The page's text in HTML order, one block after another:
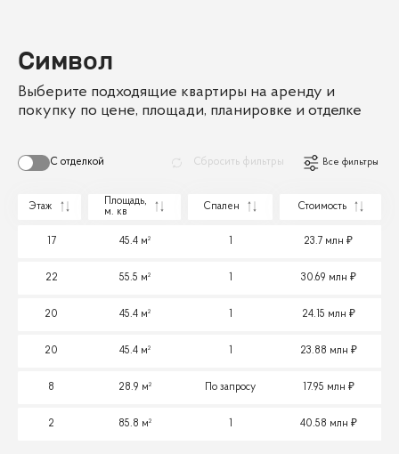
Символ
Выберите подходящие квартиры на аренду и
покупку по цене, площади, планировке и отделке
С отделкой Сбросить фильтры Все фильтры
Этаж
Площадь,
м. кв
Спален Стоимость
17 45.4 м² 23.7 млн
22 55.5 м² 30.69 млн
20 45.4 м² 24.15 млн
20 45.4 м² 23.88 млн
8 28.9 м² По запросу 17.95 млн
2 85.8 м² 40.58 млн